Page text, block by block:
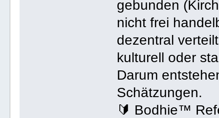
gebunden
nicht frei
dezentral verteilt
kulturell oder
Darum
Schätzungen.
🔰 Bodhie™